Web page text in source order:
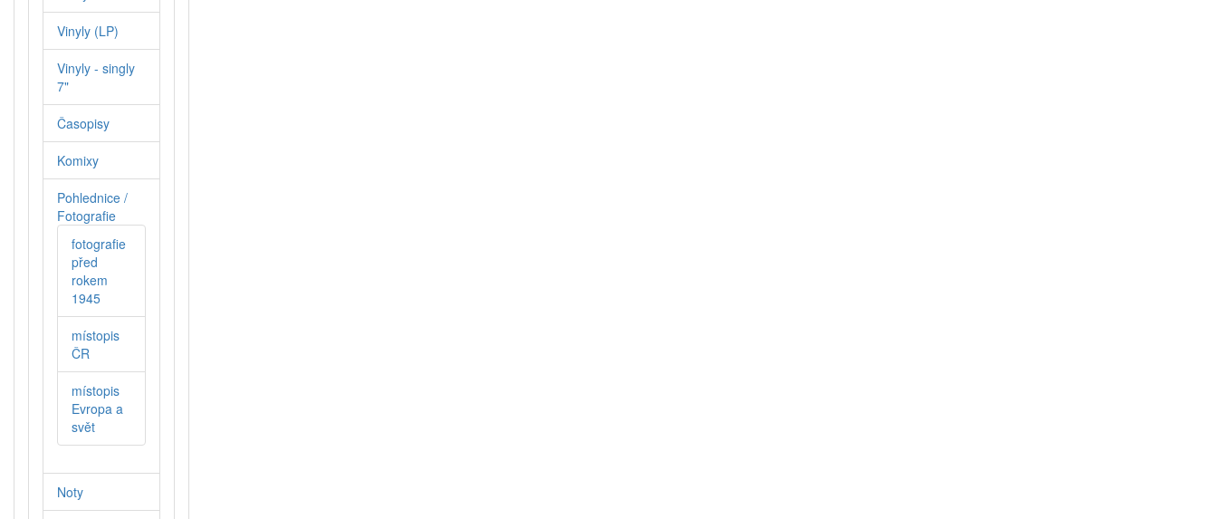
Vinyly (LP)
Vinyly - singly
7"
Časopisy
Komixy
Pohlednice /
Fotografie
fotografie
před
rokem
1945
místopis
ČR
místopis
Evropa a
svět
Noty